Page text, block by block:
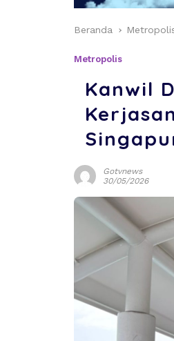
Beranda
Metropolis
Kanwil
Gotvnews
30/05/2026